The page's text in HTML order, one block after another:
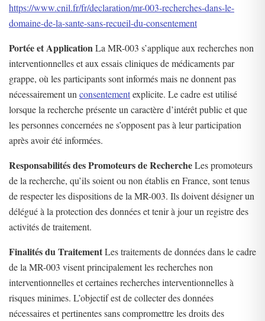
https://www.cnil.fr/fr/declaration/mr-003-recherches-dans-le-
domaine-de-la-sante-sans-recueil-du-consentement
Portée et Application La MR-003 s’applique aux recherches non
interventionnelles et aux essais cliniques de médicaments par
grappe, où les participants sont informés mais ne donnent pas
nécessairement un consentementexplicite. Le cadre est utilisé
lorsque la recherche présente un caractère d’intérêt public et que
les personnes concernées ne s’opposent pas à leur participation
après avoir été informées.
Responsabilités des Promoteurs de RechercheLes promoteurs
de la recherche, qu’ils soient ou non établis en France, sont tenus
de respecter les dispositions de la MR-003. Ils doivent désigner un
délégué à la protection des données et tenir à jour un registre des
activités de traitement.
Finalités du TraitementLes traitements de données dans le cadre
de la MR-003 visent principalement les recherches non
interventionnelles et certaines recherches interventionnelles à
risques minimes. L’objectif est de collecter des données
nécessaires et pertinentes sans compromettre les droits des